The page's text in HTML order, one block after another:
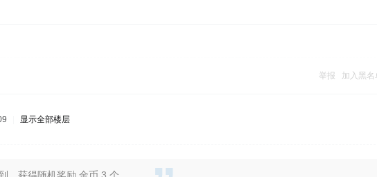
举报 加入黑名
显示全部楼层